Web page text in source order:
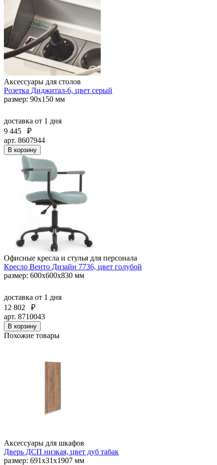
Аксессуары для столов
Розетка Диджитал-6, цвет серый
размер: 90х150 мм
доставка от 1 дня
9 445
₽
арт. 8607944
В корзину
Офисные кресла и стулья для персонала
Кресло Венто Дизайн 7736, цвет голубой
размер: 600х600х830 мм
доставка от 1 дня
12 802
₽
арт. 8710043
В корзину
Похожие товары
Аксессуары для шкафов
Дверь ДСП низкая, цвет дуб табак
размер: 691х31х1907 мм